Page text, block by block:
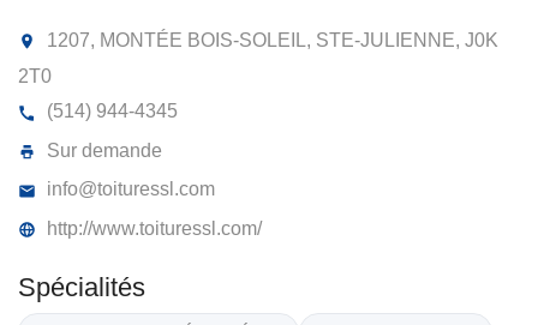
TOITURES SL ENR
1207, MONTÉE BOIS-SOLEIL, STE-JULIENNE,